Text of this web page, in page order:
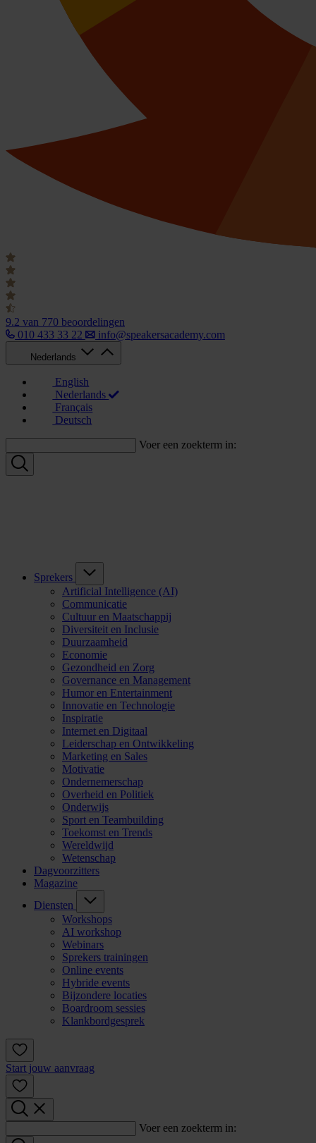
9.2 van 770 beoordelingen
010 433 33 22
info@speakersacademy.com
Nederlands
English
Nederlands
Français
Deutsch
Voer een zoekterm in:
Sprekers
Artificial Intelligence (AI)
Communicatie
Cultuur en Maatschappij
Diversiteit en Inclusie
Duurzaamheid
Economie
Gezondheid en Zorg
Governance en Management
Humor en Entertainment
Innovatie en Technologie
Inspiratie
Internet en Digitaal
Leiderschap en Ontwikkeling
Marketing en Sales
Motivatie
Ondernemerschap
Overheid en Politiek
Onderwijs
Sport en Teambuilding
Toekomst en Trends
Wereldwijd
Wetenschap
Dagvoorzitters
Magazine
Diensten
Workshops
AI workshop
Webinars
Sprekers trainingen
Online events
Hybride events
Bijzondere locaties
Boardroom sessies
Klankbordgesprek
Start jouw aanvraag
Voer een zoekterm in: